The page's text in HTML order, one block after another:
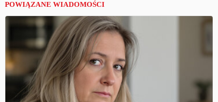
POWIĄZANE WIADOMOŚCI